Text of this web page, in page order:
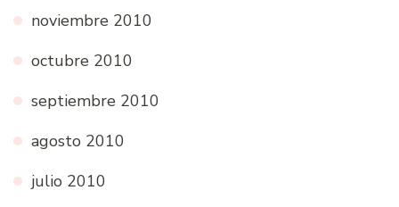
noviembre 2010
octubre 2010
septiembre 2010
agosto 2010
julio 2010